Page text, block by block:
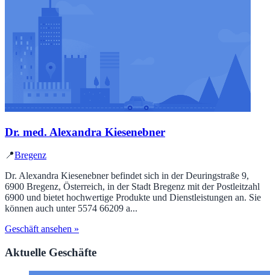
Dr. med. Alexandra Kiesenebner
📍Bregenz
Dr. Alexandra Kiesenebner befindet sich in der Deuringstraße 9,
6900 Bregenz, Österreich, in der Stadt Bregenz mit der Postleitzahl
6900 und bietet hochwertige Produkte und Dienstleistungen an. Sie
können auch unter 5574 66209 a...
Geschäft ansehen »
Aktuelle Geschäfte